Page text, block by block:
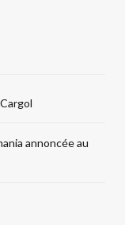
annoncée au